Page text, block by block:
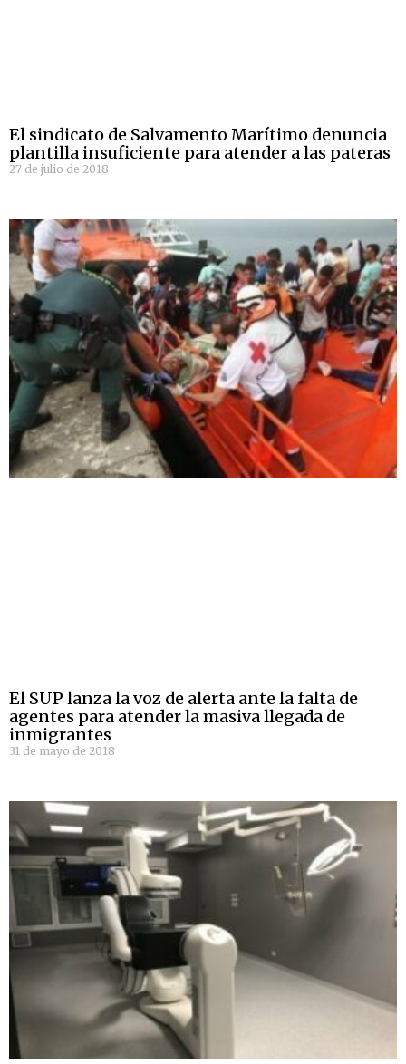
El sindicato de Salvamento Marítimo denuncia
plantilla insuficiente para atender a las pateras
27 de julio de 2018
El SUP lanza la voz de alerta ante la falta de
agentes para atender la masiva llegada de
inmigrantes
31 de mayo de 2018